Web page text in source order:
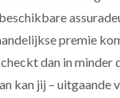
premie
checkt dan in
kan jij – uitgaande